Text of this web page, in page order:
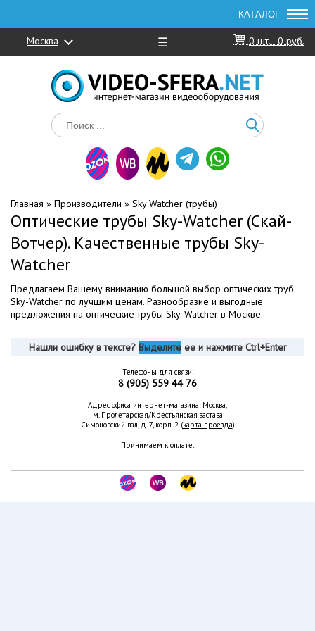
Москва ☰ 0 шт. - 0 руб.
Главная » Производители » Sky Watcher (трубы)
Оптические трубы Sky-Watcher (Скай-
Вотчер). Качественные трубы Sky-
Watcher
Предлагаем Вашему вниманию большой выбор оптических труб
Sky-Watcher по лучшим ценам. Разнообразие и выгодные
предложения на оптические трубы Sky-Watcher в Москве.
Нашли ошибку в тексте? Выделитеее и нажмите Ctrl+Enter
Телефоны для связи:
8 (905) 559 44 76
Адрес офиса интернет-магазина: Москва,
м. Пролетарская/Крестьянская застава
Симоновский вал, д. 7, корп. 2 (карта проезда)
Принимаем к оплате: